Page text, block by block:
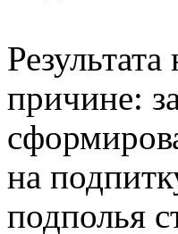
причине:
на
подполья